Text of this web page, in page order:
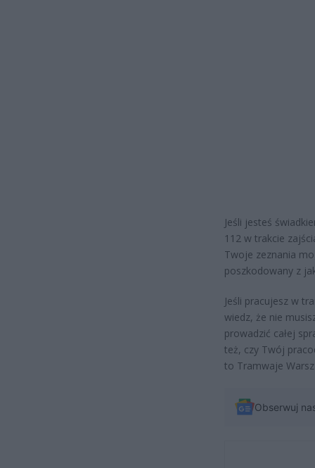
Jeśli jesteś
112 w trakcie
Twoje zeznania
poszkodowany z
Jeśli pracujesz w
wiedz, że nie
prowadzić całej
też, czy Twój
to Tramwaje
Obserwuj